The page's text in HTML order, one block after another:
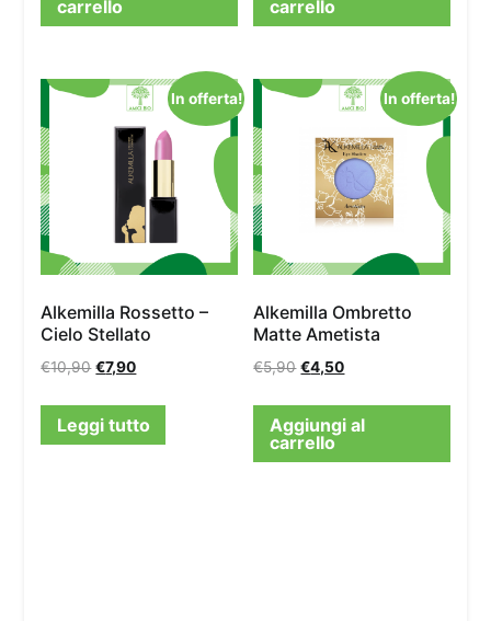
carrello
carrello
In offerta!
Alkemilla Rossetto –
Cielo Stellato
€10,90 €7,90
Leggi tutto
In offerta!
Alkemilla Ombretto
Matte Ametista
€5,90 €4,50
Aggiungi al
carrello